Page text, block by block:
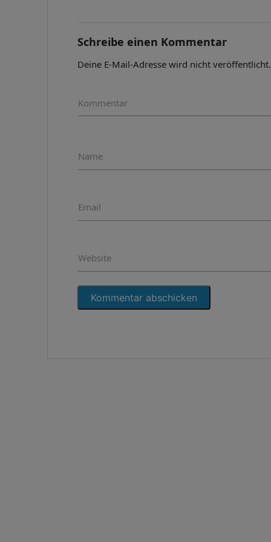
Schreibe einen Kommentar
Deine E-Mail-Adresse wird nicht veröffentlicht.
Kommentar
Name
Email
Website